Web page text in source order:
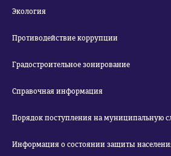
Экология
Противодействие коррупции
Градостроительное зонирование
Справочная информация
Порядок поступления на муниципальную
Информация о состоянии защиты